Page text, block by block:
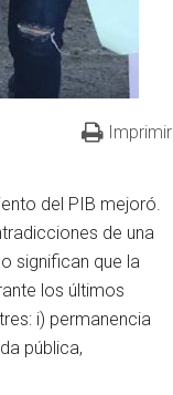
Imprimir
del PIB mejoró.
de una
significan que la
los últimos
i) permanencia
pública,